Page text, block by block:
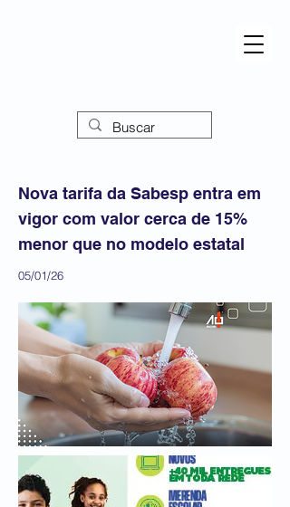
Nova tarifa da Sabesp entra em
vigor com valor cerca de 15%
menor que no modelo estatal
05/01/26